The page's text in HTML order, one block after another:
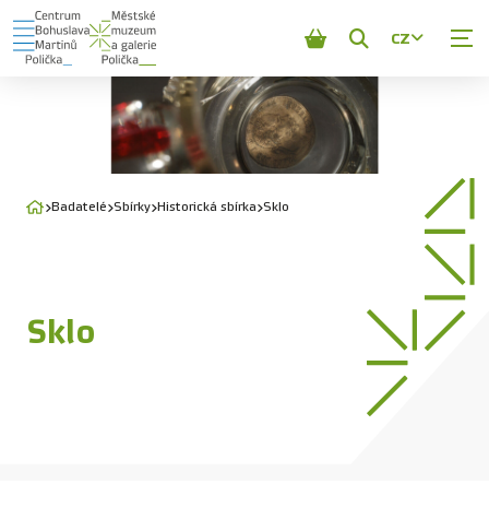
Zobrazit
vyhledávání
CZ
Badatelé Sbírky Historická sbírka Sklo
Sklo